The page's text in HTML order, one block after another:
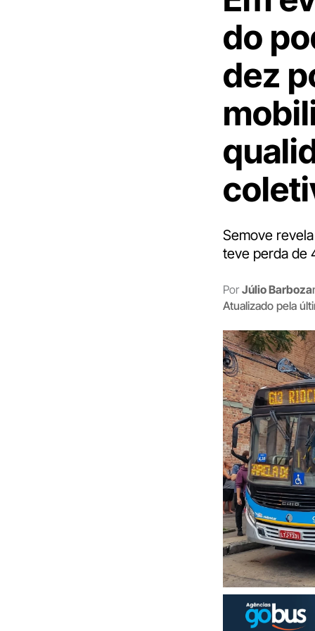
do
dez
Semove
teve perda de
Por Júlio Barboza
Atualizado pela